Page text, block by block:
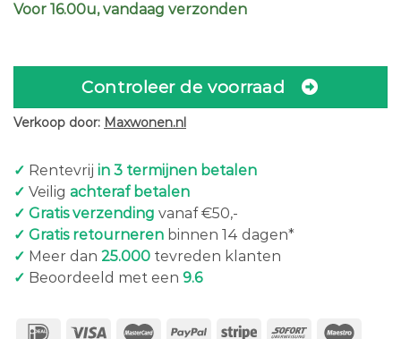
Voor 16.00u, vandaag verzonden
Controleer de voorraad
Verkoop door: Maxwonen.nl
✓ Rentevrij in 3 termijnen betalen
✓ Veilig achteraf betalen
✓ Gratis verzending vanaf €50,-
✓ Gratis retourneren binnen 14 dagen*
✓ Meer dan 25.000 tevreden klanten
✓ Beoordeeld met een 9.6